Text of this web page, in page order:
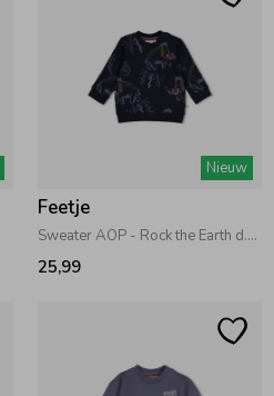
Nieuw
Feetje
Sweater AOP - Rock the Earth d.Blauw
25,99